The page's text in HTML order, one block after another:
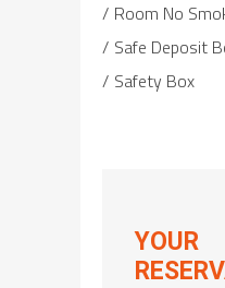
Room No
Safe Deposit
Safety Box
YOUR